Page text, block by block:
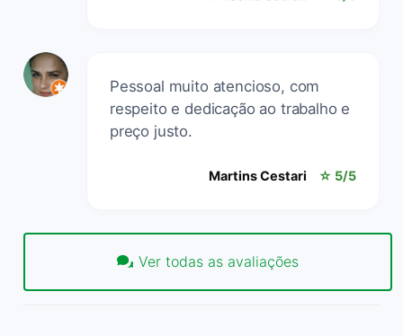
Pessoal muito atencioso, com
respeito e dedicação ao trabalho e
preço justo.
Martins Cestari ☆ 5/5
Ver todas as avaliações